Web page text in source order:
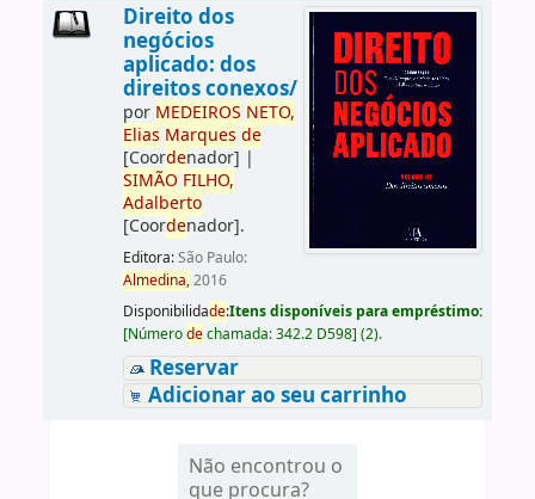
Direito dos
negócios
aplicado: dos
direitos conexos/
por MEDEIROS NETO,
Elias Marques de
[Coordenador] |
SIMÃO FILHO,
Adalberto
[Coordenador].
Editora:São Paulo:
Almedina,2016
Disponibilidade:Itens disponíveis para empréstimo:
[Númerodechamada:342.2 D598] (2).
Reservar
Adicionar ao seu carrinho
Não encontrou o
que procura?